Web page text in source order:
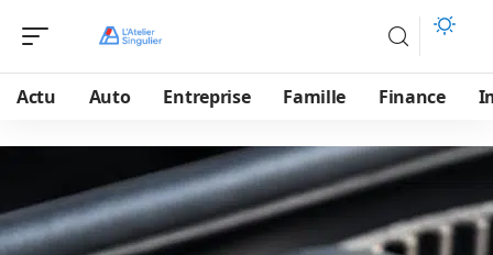
Actu Auto Entreprise Famille Finance